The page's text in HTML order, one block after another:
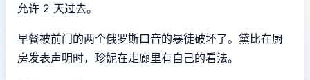
允许 2 天过去。
早餐被前门的两个俄罗斯口音的暴徒破坏了。黛比在厨
房发表声明时，珍妮在走廊里有自己的看法。